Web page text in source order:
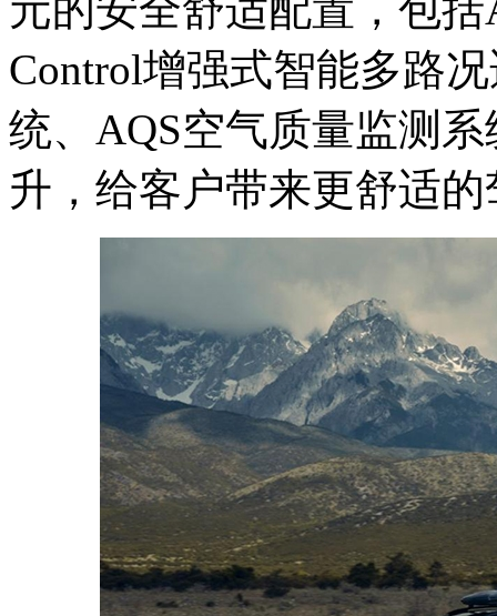
Control增强式智能多路
统、AQS空气质量监测
升，给客户带来更舒适